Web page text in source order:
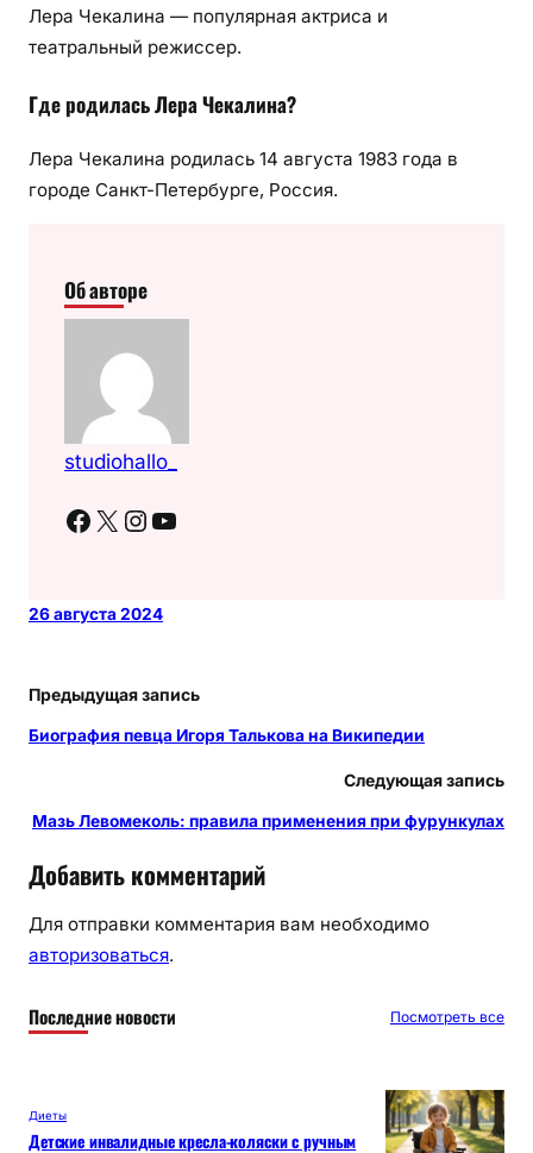
Лера Чекалина — популярная актриса и
театральный режиссер.
Где родилась Лера Чекалина?
Лера Чекалина родилась 14 августа 1983 года в
городе Санкт-Петербурге, Россия.
Об авторе
studiohallo_
Facebook X Instagram YouTube
26 августа 2024
Предыдущая запись
Биография певца Игоря Талькова на Википедии
Следующая запись
Мазь Левомеколь: правила применения при фурункулах
Добавить комментарий
Для отправки комментария вам необходимо
авторизоваться.
Последние новости Посмотреть все
Диеты
Детские инвалидные кресла-коляски с ручным